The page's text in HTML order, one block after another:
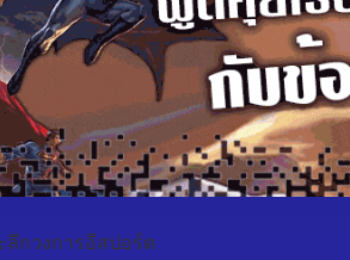
ลึกวงการอีสปอร์ต